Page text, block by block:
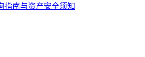
指南与资产安全须知